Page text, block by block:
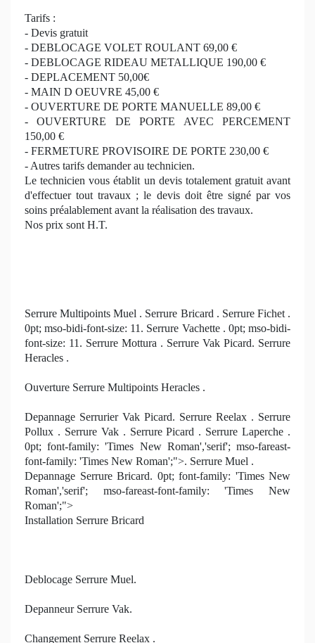
Tarifs :
- Devis gratuit
- DEBLOCAGE VOLET ROULANT 69,00 €
- DEBLOCAGE RIDEAU METALLIQUE 190,00 €
- DEPLACEMENT 50,00€
- MAIN D OEUVRE 45,00 €
- OUVERTURE DE PORTE MANUELLE 89,00 €
- OUVERTURE DE PORTE AVEC PERCEMENT
150,00 €
- FERMETURE PROVISOIRE DE PORTE 230,00 €
- Autres tarifs demander au technicien.
Le technicien vous établit un devis totalement gratuit avant
d'effectuer tout travaux ; le devis doit être signé par vos
soins préalablement avant la réalisation des travaux.
Nos prix sont H.T.
Serrure Multipoints Muel . Serrure Bricard . Serrure Fichet .
0pt; mso-bidi-font-size: 11. Serrure Vachette . 0pt; mso-bidi-
font-size: 11. Serrure Mottura . Serrure Vak Picard. Serrure
Heracles .
Ouverture Serrure Multipoints Heracles .
Depannage Serrurier Vak Picard. Serrure Reelax . Serrure
Pollux . Serrure Vak . Serrure Picard . Serrure Laperche .
0pt; font-family: 'Times New Roman','serif'; mso-fareast-
font-family: 'Times New Roman';">. Serrure Muel .
Depannage Serrure Bricard. 0pt; font-family: 'Times New
Roman','serif'; mso-fareast-font-family: 'Times New
Roman';">
Installation Serrure Bricard
Deblocage Serrure Muel.
Depanneur Serrure Vak.
Changement Serrure Reelax .